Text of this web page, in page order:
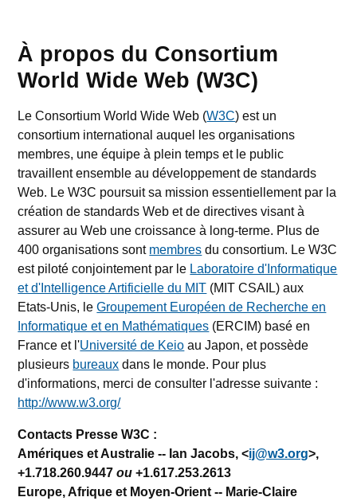
À propos du Consortium
World Wide Web (W3C)
Le Consortium World Wide Web (W3C) est un
consortium international auquel les organisations
membres, une équipe à plein temps et le public
travaillent ensemble au développement de standards
Web. Le W3C poursuit sa mission essentiellement par la
création de standards Web et de directives visant à
assurer au Web une croissance à long-terme. Plus de
400 organisations sont membres du consortium. Le W3C
est piloté conjointement par le Laboratoire d'Informatique
et d'Intelligence Artificielle du MIT (MIT CSAIL) aux
Etats-Unis, leGroupement Européen de Recherche en
Informatique et en Mathématiques (ERCIM) basé en
France et l'Université de Keio au Japon, et possède
plusieurs bureaux dans le monde. Pour plus
d'informations, merci de consulter l'adresse suivante :
http://www.w3.org/
Contacts Presse W3C :
Amériques et Australie -- Ian Jacobs, <ij@w3.org>,
+1.718.260.9447ou +1.617.253.2613
Europe, Afrique et Moyen-Orient -- Marie-Claire